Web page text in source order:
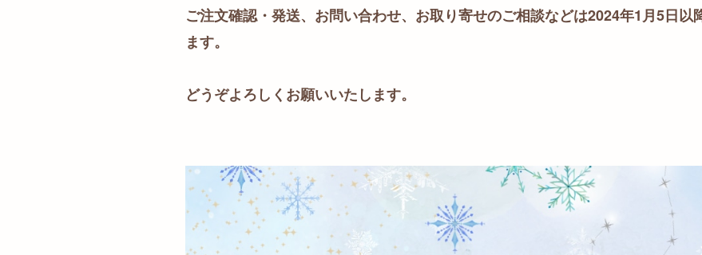
ご注文確認・発送、お問い合わせ、お取り寄せのご相談などは2024年1月5日以
ます。
どうぞよろしくお願いいたします。